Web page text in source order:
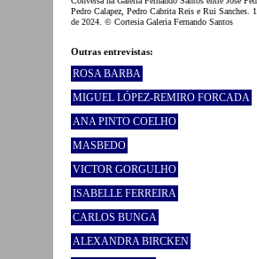
Pedro Calapez, Pedro Cabrita Reis e Rui Sanches.
de 2024. © Cortesia Galeria Fernando Santos
Outras entrevistas:
ROSA BARBA
MIGUEL LÓPEZ-REMIRO FORCADA
ANA PINTO COELHO
MASBEDO
VICTOR GORGULHO
ISABELLE FERREIRA
CARLOS BUNGA
ALEXANDRA BIRCKEN